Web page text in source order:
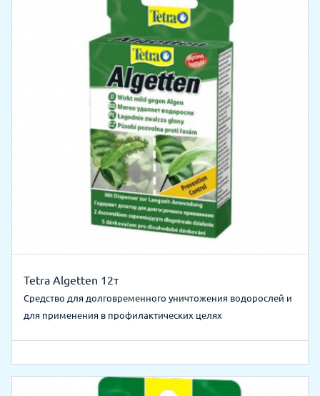
Tetra Algetten 12т
Средство для долговременного уничтожения водорослей и
для применения в профилактических целях